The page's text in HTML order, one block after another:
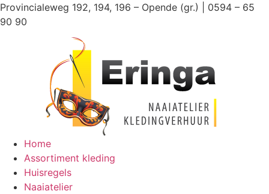
Ga
naar
Provincialeweg 192, 194, 196 – Opende (gr.) | 0594 – 65
90 90
Home
Assortiment kleding
Huisregels
Naaiatelier